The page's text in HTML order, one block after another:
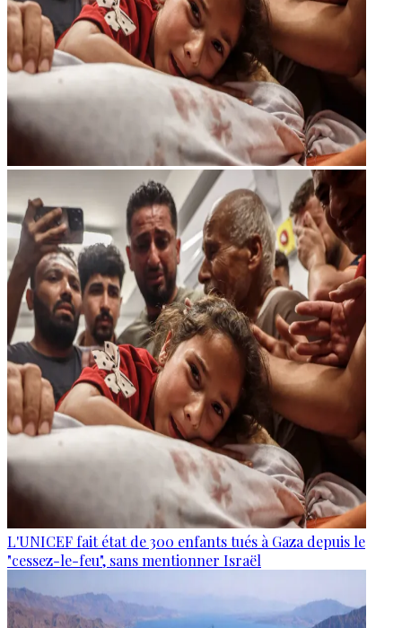
L'UNICEF fait état de 300 enfants tués à Gaza depuis le
"cessez-le-feu", sans mentionner Israël